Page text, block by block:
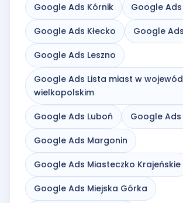
Google Ads Kórnik Google
Google Ads Kłecko Google
Google Ads Leszno
Google Ads Lista miast w
wielkopolskim
Google Ads Luboń Google Ads
Google Ads Margonin
Google Ads Miasteczko Krajeńskie
Google Ads Miejska Górka